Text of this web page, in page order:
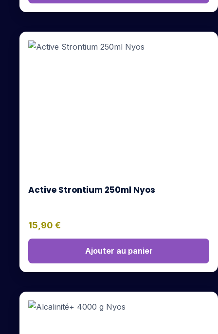
Active Strontium 250ml Nyos
15,90 €
Ajouter au panier